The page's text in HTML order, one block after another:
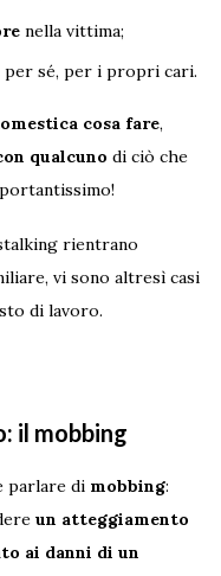
nella vittima;
sé, per i propri cari.
cosa fare,
qualcuno di ciò che
rientrano
vi sono altresì casi
di lavoro.
il mobbing
parlare di mobbing:
un atteggiamento
ai danni di un